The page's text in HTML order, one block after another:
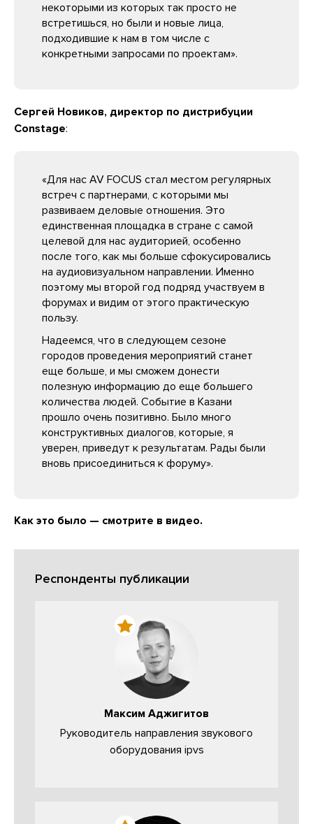
некоторыми из которых так просто не
встретишься, но были и новые лица,
подходившие к нам в том числе с
конкретными запросами по проектам».
Сергей Новиков, директор по дистрибуции
Constage:
«Для нас AV FOCUS стал местом регулярных
встреч с партнерами, с которыми мы
развиваем деловые отношения. Это
единственная площадка в стране с самой
целевой для нас аудиторией, особенно
после того, как мы больше сфокусировались
на аудиовизуальном направлении. Именно
поэтому мы второй год подряд участвуем в
форумах и видим от этого практическую
пользу.
Надеемся, что в следующем сезоне
городов проведения мероприятий станет
еще больше, и мы сможем донести
полезную информацию до еще большего
количества людей. Событие в Казани
прошло очень позитивно. Было много
конструктивных диалогов, которые, я
уверен, приведут к результатам. Рады были
вновь присоединиться к форуму».
Как это было — смотрите в видео.
Респонденты публикации
Максим Аджигитов
Руководитель направления звукового
оборудования ipvs